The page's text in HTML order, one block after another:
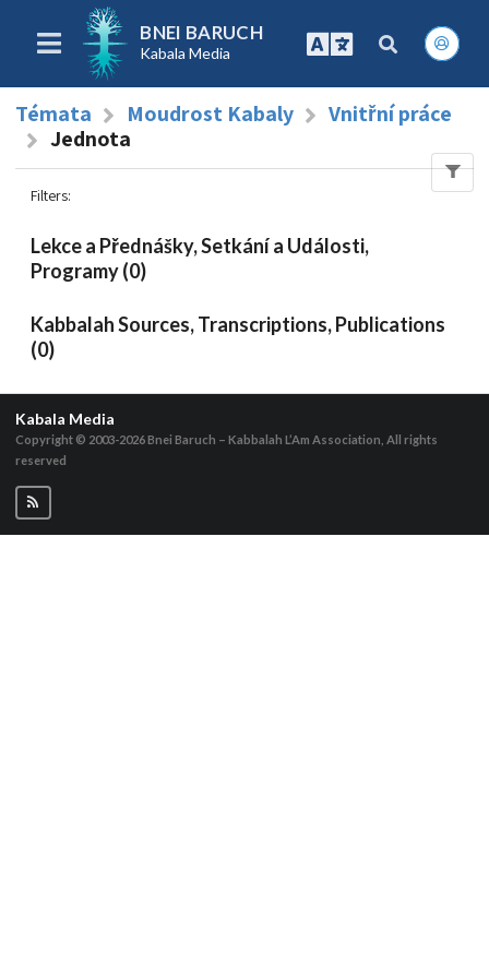
BNEI BARUCH
Kabala Media
Témata Moudrost Kabaly
Vnitřní práce
Jednota
Filters:
Lekce a Přednášky, Setkání a Události,
Programy (0)
Kabbalah Sources, Transcriptions, Publications
(0)
Kabala Media
Copyright © 2003-2026Bnei Baruch – Kabbalah L’Am Association, All rights
reserved